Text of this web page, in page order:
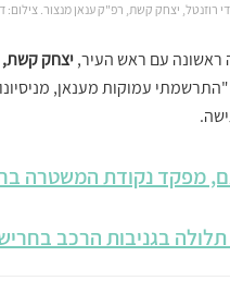
רוזנטל, יצחק קשת, רפ"ק ענאן מנצור. צילום:
ראשונה עם ראש העיר,יצחק קשת,
"התרשמתי עמוקות מענאן,
מפקד נקודת המשטרה
בגניבות הרכב בחריש